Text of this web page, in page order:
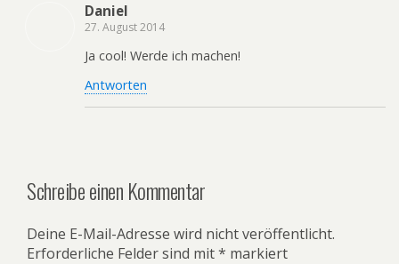
Daniel
27. August 2014
Ja cool! Werde ich machen!
Antworten
Schreibe einen Kommentar
Deine E-Mail-Adresse wird nicht veröffentlicht.
Erforderliche Felder sind mit* markiert